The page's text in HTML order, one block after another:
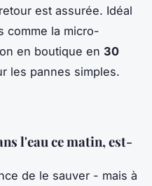
est assurée. Idéal
comme la micro-
en boutique en 30
les pannes simples.
l'eau ce matin, est-
de le sauver - mais à